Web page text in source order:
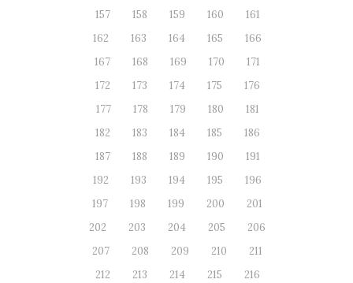
157
158 159 160
161
162
163 164 165
166
167
168 169 170
171
172
173 174 175
176
177
178 179 180
181
182
183 184 185
186
187
188 189 190
191
192
193 194 195
196
197
198 199 200
201
202
203 204 205
206
207
208 209 210
211
212
213 214 215
216